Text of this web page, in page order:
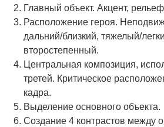
Главный объект. Акцент,
Расположение героя.
дальний/близкий, тяжелый/
второстепенный.
Центральная композиция,
третей. Критическое
кадра.
Выделение основного объекта.
Создание 4 контрастов между